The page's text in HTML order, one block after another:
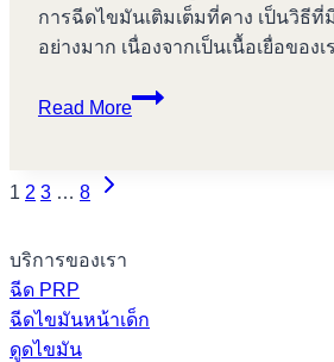
การฉีดไขมันเติมเต็มที่คาง เป็นวิธี
อย่างมาก เนื่องจากเป็นเนื้อเยื่อของเ
Read More
ฉีด
Page
navigation
1 2 3 … 8
Next
บริการของเรา
ฉีด PRP
ฉีดไขมันหน้าเด็ก
ดูดไขมัน